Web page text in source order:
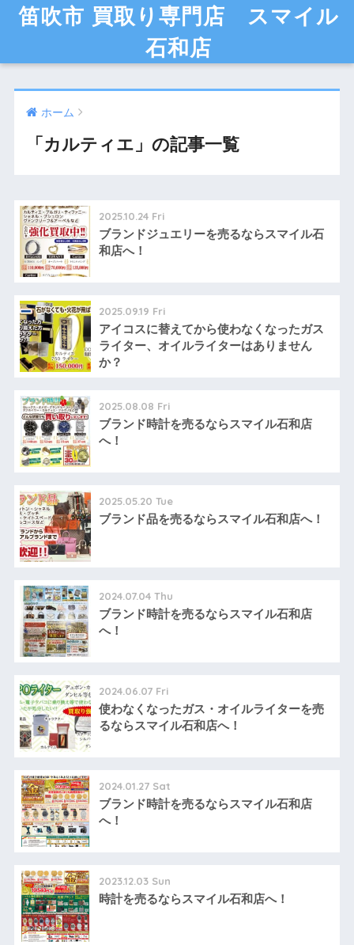
笛吹市 買取り専門店 スマイル
石和店
ホーム
「カルティエ」の記事一覧
2025.10.24 Fri
ブランドジュエリーを売るならスマイル石
和店へ！
2025.09.19 Fri
アイコスに替えてから使わなくなったガス
ライター、オイルライターはありません
か？
2025.08.08 Fri
ブランド時計を売るならスマイル石和店
へ！
2025.05.20 Tue
ブランド品を売るならスマイル石和店へ！
2024.07.04 Thu
ブランド時計を売るならスマイル石和店
へ！
2024.06.07 Fri
使わなくなったガス・オイルライターを売
るならスマイル石和店へ！
2024.01.27 Sat
ブランド時計を売るならスマイル石和店
へ！
2023.12.03 Sun
時計を売るならスマイル石和店へ！